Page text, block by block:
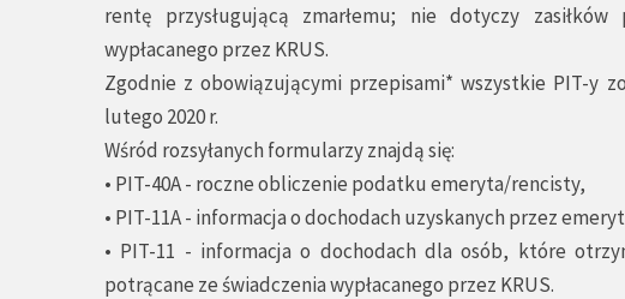
rentę przysługującą zmarłemu; nie dotyczy
wypłacanego przez KRUS.
Zgodnie z obowiązującymi przepisami* wszystkie PIT-y
lutego 2020 r.
Wśród rozsyłanych formularzy znajdą się:
• PIT-40A - roczne obliczenie podatku emeryta/rencisty,
• PIT-11A - informacja o dochodach uzyskanych przez
• PIT-11 - informacja o dochodach dla osób, które
potrącane ze świadczenia wypłacanego przez KRUS.